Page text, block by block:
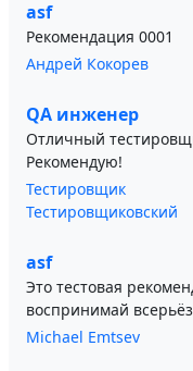
asf
Рекомендация 0001
Андрей Кокорев
QA инженер
Отличный
Рекомендую!
Тестировщик
Тестировщиковский
asf
Это тестовая
воспринимай всерьёз
Michael Emtsev